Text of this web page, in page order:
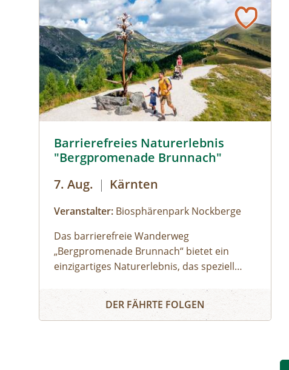
Barrierefreies Naturerlebnis
"Bergpromenade Brunnach"
7. Aug. | Kärnten
Veranstalter: Biosphärenpark Nockberge
Das barrierefreie Wanderweg
„Bergpromenade Brunnach“ bietet ein
einzigartiges Naturerlebnis, das speziell
Mobilitätseinschränkungen oder Familien
mit Kinderwägen die Schönheit der Alm
Barrierefreies Naturerlebnis "Bergpromenade
DER FÄHRTE FOLGEN